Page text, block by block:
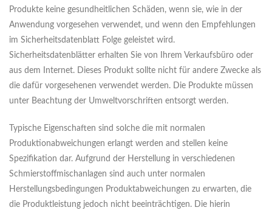
Produkte keine gesundheitlichen Schäden, wenn sie, wie in der
Anwendung vorgesehen verwendet, und wenn den Empfehlungen
im Sicherheitsdatenblatt Folge geleistet wird.
Sicherheitsdatenblätter erhalten Sie von Ihrem Verkaufsbüro oder
aus dem Internet. Dieses Produkt sollte nicht für andere Zwecke als
die dafür vorgesehenen verwendet werden. Die Produkte müssen
unter Beachtung der Umweltvorschriften entsorgt werden.
Typische Eigenschaften sind solche die mit normalen
Produktionabweichungen erlangt werden and stellen keine
Spezifikation dar. Aufgrund der Herstellung in verschiedenen
Schmierstoffmischanlagen sind auch unter normalen
Herstellungsbedingungen Produktabweichungen zu erwarten, die
die Produktleistung jedoch nicht beeinträchtigen. Die hierin